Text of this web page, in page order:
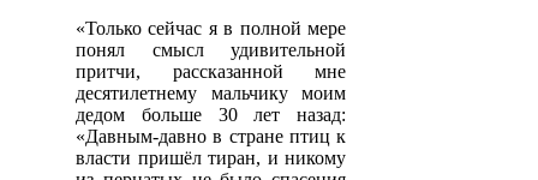
«Только сейчас я в полной мере
понял смысл удивительной
притчи, рассказанной мне
десятилетнему мальчику моим
дедом больше 30 лет назад:
«Давным-давно в стране птиц к
власти пришёл тиран, и никому